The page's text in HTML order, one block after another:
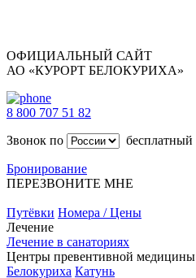
ОФИЦИАЛЬНЫЙ САЙТ
АО «КУРОРТ БЕЛОКУРИХА»
8 800 707 51 82
Звонок по
бесплатный
Бронирование
ПЕРЕЗВОНИТЕ МНЕ
Путёвки Номера / Цены
Лечение
Лечение в санаториях
Центры превентивной медицины
Белокуриха Катунь